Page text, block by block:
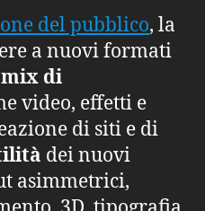
del pubblico, la
a nuovi formati
mix di
video, effetti e
di siti e di
dei nuovi
asimmetrici,